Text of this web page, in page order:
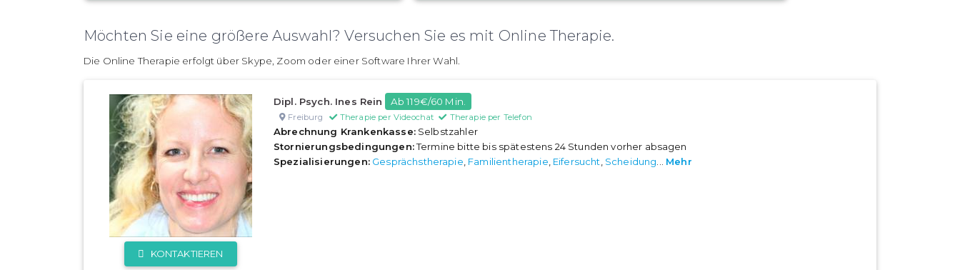
Möchten Sie eine größere Auswahl? Versuchen Sie es mit Online Therapie.
Die Online Therapie erfolgt über Skype, Zoom oder einer Software Ihrer Wahl.
KONTAKTIEREN
Dipl. Psych. Ines Rein Ab 119€/60 Min.
Freiburg Therapie per Videochat Therapie per Telefon
Abrechnung Krankenkasse:Selbstzahler
Stornierungsbedingungen:Termine bitte bis spätestens 24 Stunden vorher absagen
Spezialisierungen: Gesprächstherapie, Familientherapie, Eifersucht, Scheidung... Mehr